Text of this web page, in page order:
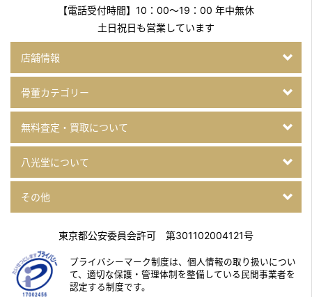
【電話受付時間】10：00～19：00 年中無休
土日祝日も営業しています
店舗情報
骨董カテゴリー
無料査定・買取について
八光堂について
その他
東京都公安委員会許可 第301102004121号
プライバシーマーク制度は、個人情報の取り扱いについ
て、適切な保護・管理体制を整備している民間事業者を
認定する制度です。